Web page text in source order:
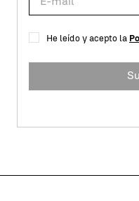
He leído y acepto la